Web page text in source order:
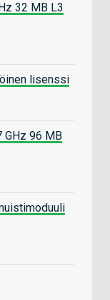
32 MB L3
lisenssi
GHz 96 MB